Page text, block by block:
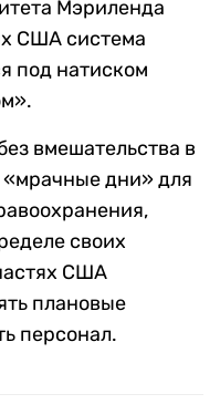
Мэриленда
США система
под натиском
вмешательства в
«мрачные дни» для
своих
США
плановые
персонал.